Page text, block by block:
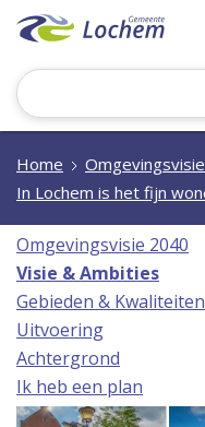
Home
In Lochem is het fijn
Omgevingsvisie 2040
Visie & Ambities
Gebieden & Kwaliteiten
Uitvoering
Achtergrond
Ik heb een plan